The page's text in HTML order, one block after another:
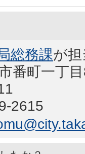
総務課が
番町一丁
2615